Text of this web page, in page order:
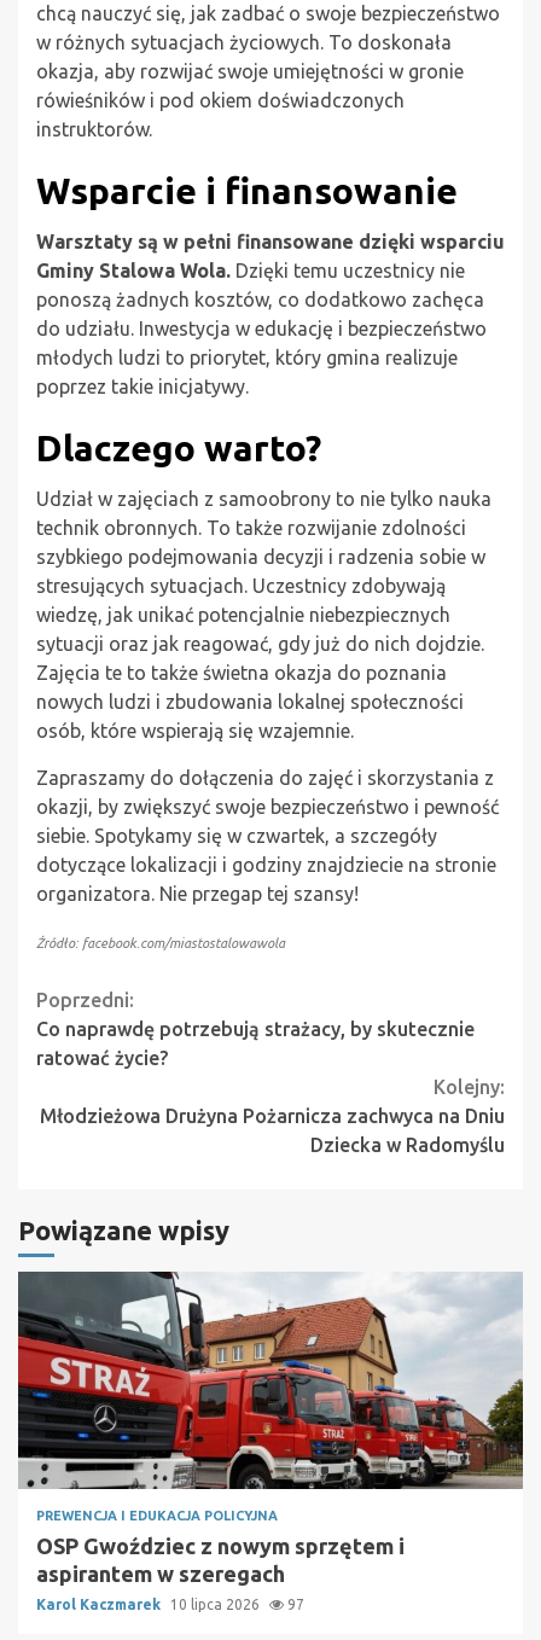
chcą nauczyć się, jak zadbać o swoje bezpieczeństwo
w różnych sytuacjach życiowych. To doskonała
okazja, aby rozwijać swoje umiejętności w gronie
rówieśników i pod okiem doświadczonych
instruktorów.
Wsparcie i finansowanie
Warsztaty są w pełni finansowane dzięki wsparciu
Gminy Stalowa Wola. Dzięki temu uczestnicy nie
ponoszą żadnych kosztów, co dodatkowo zachęca
do udziału. Inwestycja w edukację i bezpieczeństwo
młodych ludzi to priorytet, który gmina realizuje
poprzez takie inicjatywy.
Dlaczego warto?
Udział w zajęciach z samoobrony to nie tylko nauka
technik obronnych. To także rozwijanie zdolności
szybkiego podejmowania decyzji i radzenia sobie w
stresujących sytuacjach. Uczestnicy zdobywają
wiedzę, jak unikać potencjalnie niebezpiecznych
sytuacji oraz jak reagować, gdy już do nich dojdzie.
Zajęcia te to także świetna okazja do poznania
nowych ludzi i zbudowania lokalnej społeczności
osób, które wspierają się wzajemnie.
Zapraszamy do dołączenia do zajęć i skorzystania z
okazji, by zwiększyć swoje bezpieczeństwo i pewność
siebie. Spotykamy się w czwartek, a szczegóły
dotyczące lokalizacji i godziny znajdziecie na stronie
organizatora. Nie przegap tej szansy!
Źródło: facebook.com/miastostalowawola
Continue
Reading
Poprzedni:
Co naprawdę potrzebują strażacy, by skutecznie
ratować życie?
Kolejny:
Młodzieżowa Drużyna Pożarnicza zachwyca na Dniu
Dziecka w Radomyślu
Powiązane wpisy
PREWENCJA I EDUKACJA POLICYJNA
OSP Gwoździec z nowym sprzętem i
aspirantem w szeregach
Karol Kaczmarek 10 lipca 2026 97